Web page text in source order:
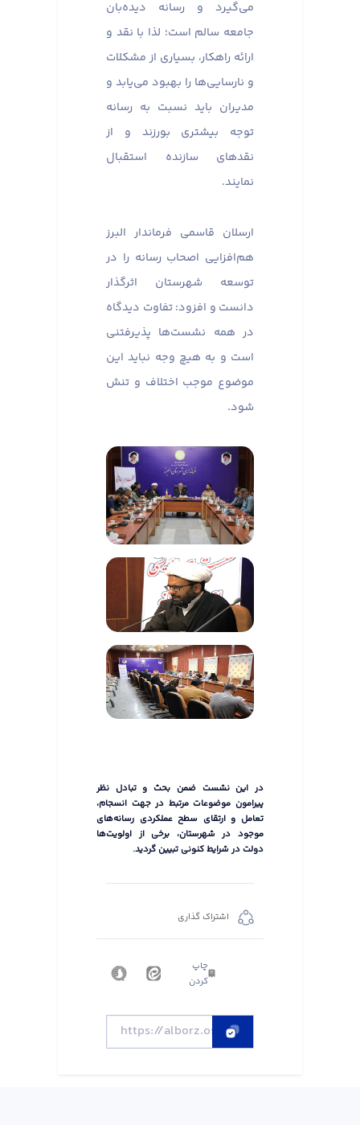
می‌گیرد و رسانه دیده‌بان
جامعه سالم است؛ لذا با نقد و
ارائه راهکار، بسیاری از مشکلات
و نارسایی‌ها را بهبود می‌یابد و
مدیران باید نسبت به رسانه
توجه بیشتری بورزند و از
نقدهای سازنده استقبال
نمایند.
ارسلان قاسمی فرماندار البرز
هم‌افزایی اصحاب رسانه را در
توسعه شهرستان اثرگذار
دانست و افزود: تفاوت دیدگاه
در همه نشست‌ها پذیرفتنی
است و به هیچ وجه نباید این
موضوع موجب اختلاف و تنش
شود.
در این نشست ضمن بحث و تبادل نظر
پیرامون موضوعات مرتبط در جهت انسجام،
تعامل و ارتقای سطح عملکردی رسانه‌های
موجود در شهرستان، برخی از اولویت‌ها
دولت در شرایط کنونی تبیین گردید.
اشتراک گذاری
چاپ
کردن